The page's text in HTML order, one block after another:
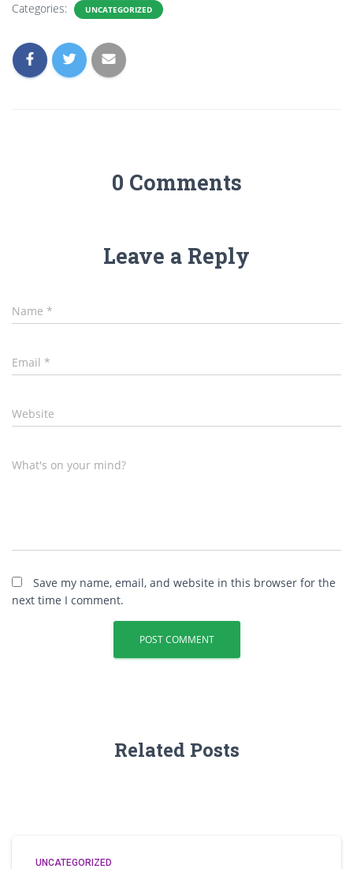
Categories: UNCATEGORIZED
0 Comments
Leave a Reply
Name *
Email *
Website
What's on your mind?
Save my name, email, and website in this browser for the
next time I comment.
Related Posts
UNCATEGORIZED